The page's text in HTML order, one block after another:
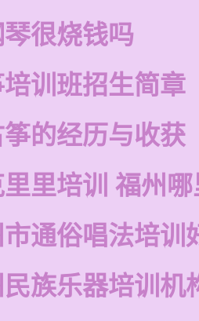
很烧钱吗
训班招生简章
的经历与收获
里培训 福州
通俗唱法培训
族乐器培训机